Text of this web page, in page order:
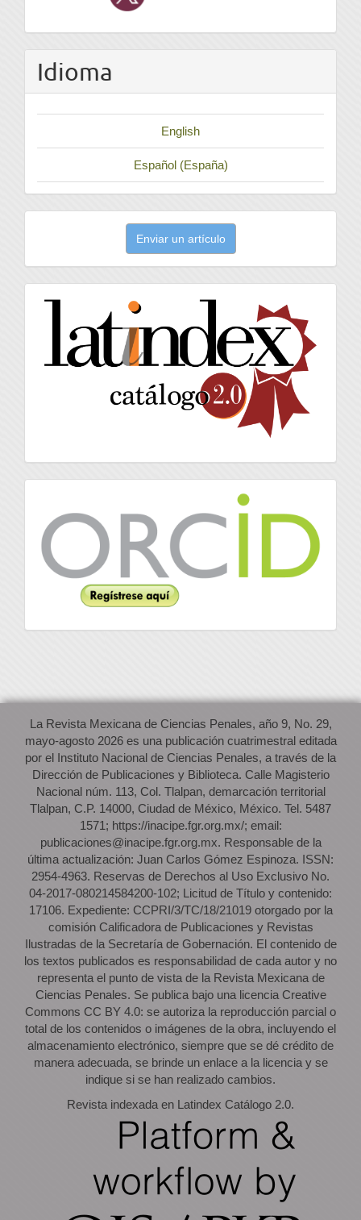
Idioma
English
Español (España)
artículo
Enviar un artículo
latindex
La Revista Mexicana de Ciencias Penales, año 9, No. 29,
mayo-agosto 2026 es una publicación cuatrimestral editada
por el Instituto Nacional de Ciencias Penales, a través de la
Dirección de Publicaciones y Biblioteca. Calle Magisterio
Nacional núm. 113, Col. Tlalpan, demarcación territorial
Tlalpan, C.P. 14000, Ciudad de México, México. Tel. 5487
1571; https://inacipe.fgr.org.mx/; email:
publicaciones@inacipe.fgr.org.mx. Responsable de la
última actualización: Juan Carlos Gómez Espinoza. ISSN:
2954-4963. Reservas de Derechos al Uso Exclusivo No.
04-2017-080214584200-102; Licitud de Título y contenido:
17106. Expediente: CCPRI/3/TC/18/21019 otorgado por la
comisión Calificadora de Publicaciones y Revistas
Ilustradas de la Secretaría de Gobernación. El contenido de
los textos publicados es responsabilidad de cada autor y no
representa el punto de vista de la Revista Mexicana de
Ciencias Penales. Se publica bajo una licencia Creative
Commons CC BY 4.0: se autoriza la reproducción parcial o
total de los contenidos o imágenes de la obra, incluyendo el
almacenamiento electrónico, siempre que se dé crédito de
manera adecuada, se brinde un enlace a la licencia y se
indique si se han realizado cambios.
Revista indexada en Latindex Catálogo 2.0.